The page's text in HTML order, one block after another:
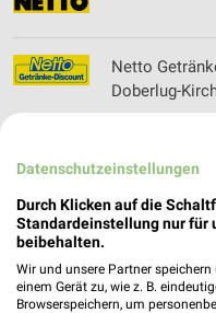
Netto
Doberlug-
Netto
Angebote für
NKD Online
Datenschutzeinstellungen
Durch Klicken auf die
Standardeinstellung nur für
beibehalten.
Wir und unsere Partner
einem Gerät zu, wie z. B.
Browserspeichern, um